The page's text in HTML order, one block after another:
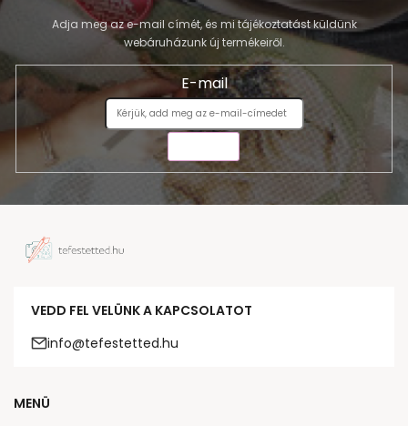
Adja meg az e-mail címét, és mi tájékoztatást küldünk
webáruházunk új termékeiről.
E-mail
VEDD FEL VELÜNK A KAPCSOLATOT
info@tefestetted.hu
MENÜ